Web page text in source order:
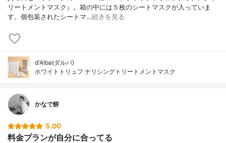
リートメントマスク』。箱の中には５枚のシートマスクが入っていま
す。個包装されたシートマ…続きを見る
d'Alba(ダルバ)
ホワイトトリュフ ナリシングトリートメントマスク
かなで餅
5.00
料金プランが自分に合ってる